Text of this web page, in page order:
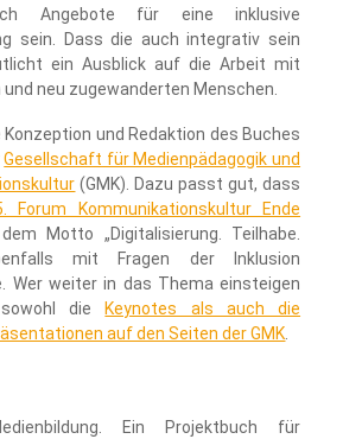
Angebote für eine inklusive
sein. Dass die auch integrativ sein
ein Ausblick auf die Arbeit mit
neu zugewanderten Menschen.
und Redaktion des Buches
Gesellschaft für Medienpädagogik und
(GMK). Dazu passt gut, dass
Forum Kommunikationskultur Ende
Motto „Digitalisierung. Teilhabe.
mit Fragen der Inklusion
Wer weiter in das Thema einsteigen
dieKeynotes als auch die
auf den Seiten der GMK
Ein Projektbuch für